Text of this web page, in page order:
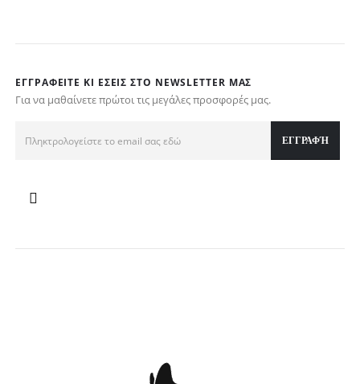
ΕΓΓΡΑΦΕΊΤΕ ΚΙ ΕΣΕΊΣ ΣΤΟ NEWSLETTER ΜΑΣ
Για να μαθαίνετε πρώτοι τις μεγάλες προσφορές μας.